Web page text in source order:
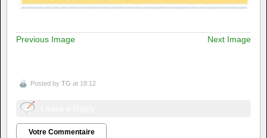
Previous Image Next Image
Posted by TG at 18:12
Votre Commentaire